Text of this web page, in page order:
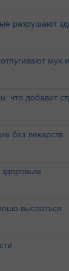
разрушают
мух
что добавит
без лекарств
здоровым
выспаться